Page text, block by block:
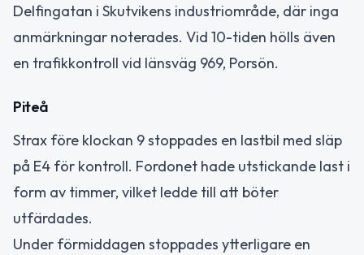
Delfingatan i Skutvikens industriområde, där inga
anmärkningar noterades. Vid 10-tiden hölls även
en trafikkontroll vid länsväg 969, Porsön.
Piteå
Strax före klockan 9 stoppades en lastbil med släp
på E4 för kontroll. Fordonet hade utstickande last i
form av timmer, vilket ledde till att böter
utfärdades.
Under förmiddagen stoppades ytterligare en